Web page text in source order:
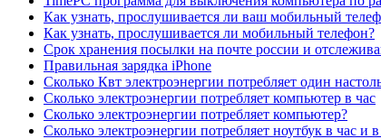
Как узнать, прослушивается ли ваш мобильный
Как узнать, прослушивается ли мобильный телефон?
Срок хранения посылки на почте россии и
Правильная зарядка iPhone
Сколько Квт электроэнергии потребляет один
Сколько электроэнергии потребляет компьютер в час
Сколько электроэнергии потребляет компьютер?
Сколько электроэнергии потребляет ноутбук в час и